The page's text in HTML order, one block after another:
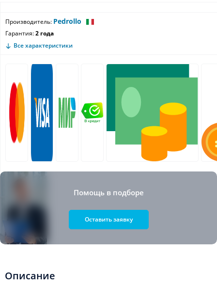
Производитель: Pedrollo
Гарантия:2 года
Все характеристики
Помощь в подборе
Оставить заявку
Описание